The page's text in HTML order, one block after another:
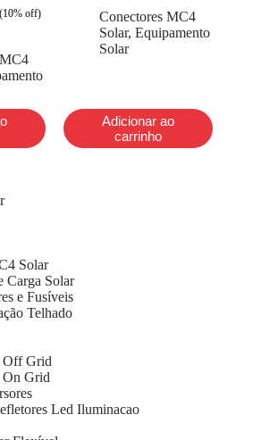
off)
Conectores MC4
Solar,Equipamento
Solar
Adicionar ao
carrinho
Solar
Carga Solar
e Fusíveis
Telhado
Off Grid
On Grid
Led Iluminacao